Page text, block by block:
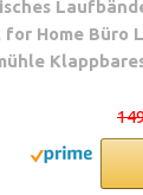
Home Büro